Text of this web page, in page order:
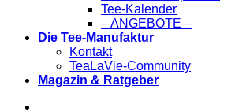
Tee-Kalender
– ANGEBOTE –
Die Tee-Manufaktur
Kontakt
TeaLaVie-Community
Magazin & Ratgeber